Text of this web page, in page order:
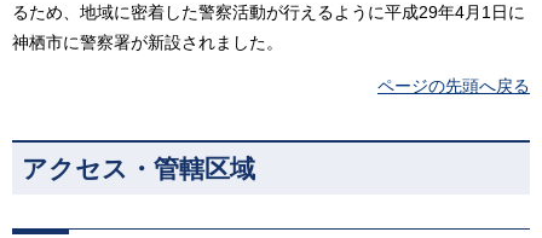
るため、地域に密着した警察活動が行えるように平成29年4月1日に
神栖市に警察署が新設されました。
ページの先頭へ戻る
アクセス・管轄区域